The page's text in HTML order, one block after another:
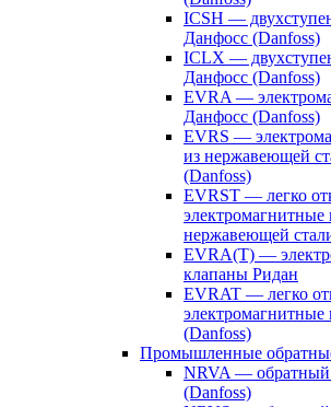
ICSH —
Данфосс (Danfoss)
ICLX —
Данфосс (Danfoss)
EVRA —
Данфосс (Danfoss)
EVRS —
из нержавеющей
(Danfoss)
EVRST — легко
электромагнитные
нержавеющей
EVRA(T) —
клапаны Ридан
EVRAT — легко
(Danfoss)
Промышленные
NRVA — обратный
(Danfoss)